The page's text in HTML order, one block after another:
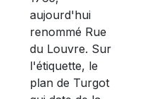
aujourd'hui
renommé Rue
du Louvre. Sur
l'étiquette, le
plan de Turgot